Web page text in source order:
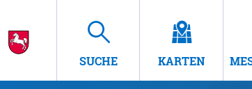
SUCHE KARTEN